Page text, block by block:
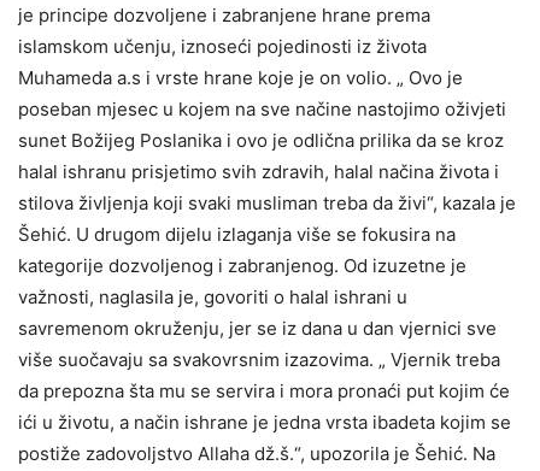
je principe dozvoljene i zabranjene hrane prema
islamskom učenju, iznoseći pojedinosti iz života
Muhameda a.s i vrste hrane koje je on volio. „ Ovo je
poseban mjesec u kojem na sve načine nastojimo oživjeti
sunet Božijeg Poslanika i ovo je odlična prilika da se kroz
halal ishranu prisjetimo svih zdravih, halal načina života i
stilova življenja koji svaki musliman treba da živi“, kazala je
Šehić. U drugom dijelu izlaganja više se fokusira na
kategorije dozvoljenog i zabranjenog. Od izuzetne je
važnosti, naglasila je, govoriti o halal ishrani u
savremenom okruženju, jer se iz dana u dan vjernici sve
više suočavaju sa svakovrsnim izazovima. „ Vjernik treba
da prepozna šta mu se servira i mora pronaći put kojim će
ići u životu, a način ishrane je jedna vrsta ibadeta kojim se
postiže zadovoljstvo Allaha dž.š.“, upozorila je Šehić. Na